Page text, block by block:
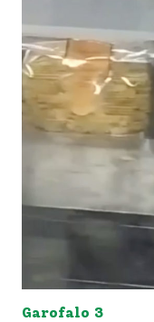
Garofalo 3